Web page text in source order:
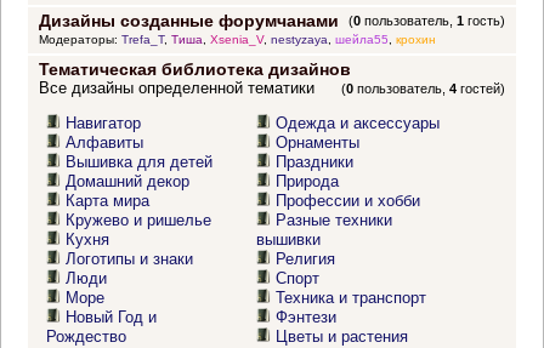
Дизайны созданные форумчанами (0 пользователь,1 гость)
Модераторы: Trefa_T, Тиша, Xsenia_V, nestyzaya, шейла55, крохин
Тематическая библиотека дизайнов
(0 пользователь,4 гостей)
Все дизайны определенной тематики
Навигатор
Алфавиты
Вышивка для детей
Домашний декор
Карта мира
Кружево и ришелье
Кухня
Логотипы и знаки
Люди
Море
Новый Год и
Рождество
Одежда и аксессуары
Орнаменты
Праздники
Природа
Профессии и хобби
Разные техники
вышивки
Религия
Спорт
Техника и транспорт
Фэнтези
Цветы и растения